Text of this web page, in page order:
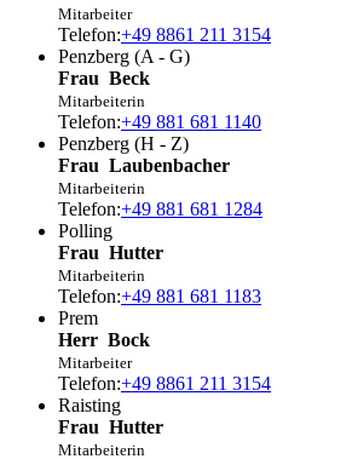
Mitarbeiter
Telefon:+49 8861 211 3154
Penzberg (A - G)
Frau Beck
Mitarbeiterin
Telefon:+49 881 681 1140
Penzberg (H - Z)
Frau Laubenbacher
Mitarbeiterin
Telefon:+49 881 681 1284
Polling
Frau Hutter
Mitarbeiterin
Telefon:+49 881 681 1183
Prem
Herr Bock
Mitarbeiter
Telefon:+49 8861 211 3154
Raisting
Frau Hutter
Mitarbeiterin